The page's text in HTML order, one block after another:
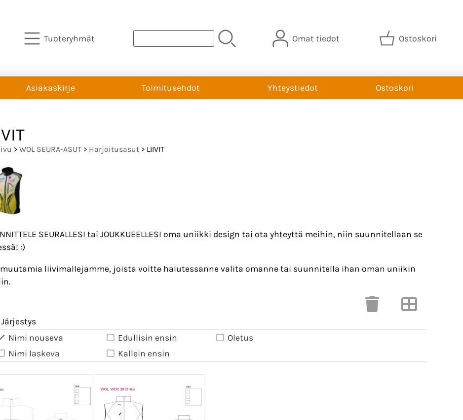
Tuoteryhmät Omat tiedot Ostoskori
Asiakaskirje Toimitusehdot Yhteystiedot Ostoskori
> WOL SEURA-ASUT > Harjoitusasut > LIIVIT
SEURALLESI tai JOUKKUEELLESI oma uniikki design tai ota yhteyttä meihin, niin suunnitellaan se
:)
liivimallejamme, joista voitte halutessanne valita omanne tai suunnitella ihan oman uniikin
Järjestys
Nimi nouseva
Nimi laskeva
Edullisin ensin
Kallein ensin
Oletus